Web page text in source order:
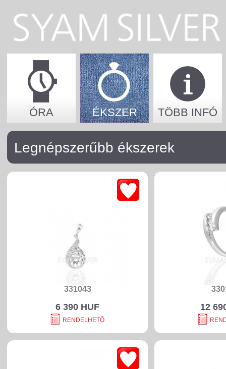
ÓRA ÉKSZER TÖBB INFÓ
Legnépszerűbb ékszerek
331043
6 390 HUF
RENDELHETŐ
12